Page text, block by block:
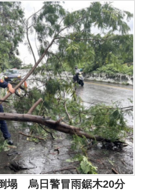
塌 烏日警冒雨鋸木20分